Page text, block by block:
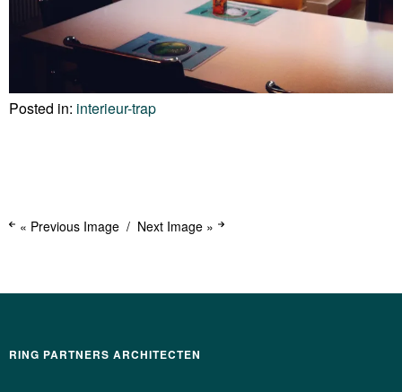
Posted in: interieur-trap
« Previous Image Next Image »
RING PARTNERS ARCHITECTEN